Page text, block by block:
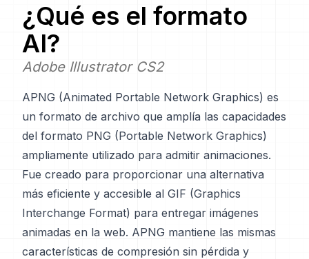
¿Qué es el formato
AI?
Adobe Illustrator CS2
APNG (Animated Portable Network Graphics) es
un formato de archivo que amplía las capacidades
del formato PNG (Portable Network Graphics)
ampliamente utilizado para admitir animaciones.
Fue creado para proporcionar una alternativa
más eficiente y accesible al GIF (Graphics
Interchange Format) para entregar imágenes
animadas en la web. APNG mantiene las mismas
características de compresión sin pérdida y